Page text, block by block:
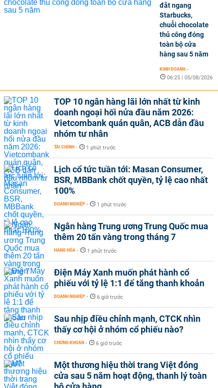
đắt ngang
Starbucks,
chuỗi chocolate
thủ công đóng
toàn bộ cửa
hàng sau 5 năm
KINH DOANH -
06:25 | 05/08/2026
TOP 10 ngân hàng lãi lớn nhất từ kinh
doanh ngoại hối nửa đầu năm 2026:
Vietcombank quán quân, ACB dẫn đầu
nhóm tư nhân
TÀI CHÍNH - 1 phút trước
Lịch cổ tức tuần tới: Masan Consumer,
BSR, MBBank chốt quyền, tỷ lệ cao nhất
100%
DOANH NGHIỆP - 1 phút trước
Ngân hàng Trung ương Trung Quốc mua
thêm 20 tấn vàng trong tháng 7
HÀNG HÓA - 1 phút trước
Điện Máy Xanh muốn phát hành cổ
phiếu với tỷ lệ 1:1 để tăng thanh khoản
DOANH NGHIỆP - 6 giờ trước
Sau nhịp điều chỉnh mạnh, CTCK nhìn
thấy cơ hội ở nhóm cổ phiếu nào?
CHỨNG KHOÁN - 6 giờ trước
Một thương hiệu thời trang Việt đóng
cửa sau 5 năm hoạt động, thanh lý toàn